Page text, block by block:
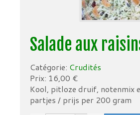
Salade aux
Catégorie: Crudités
Prix: 16,00 €
Kool, pitloze druif, notenmix
partjes / prijs per 200 gram